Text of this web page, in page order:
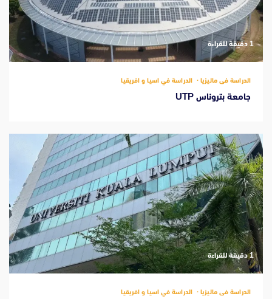
‫1 دقيقة للقراءة
الدراسة فى ماليزيا الدراسة في اسيا و افريقيا
جامعة بتروناس UTP
‫1 دقيقة للقراءة
الدراسة فى ماليزيا الدراسة في اسيا و افريقيا